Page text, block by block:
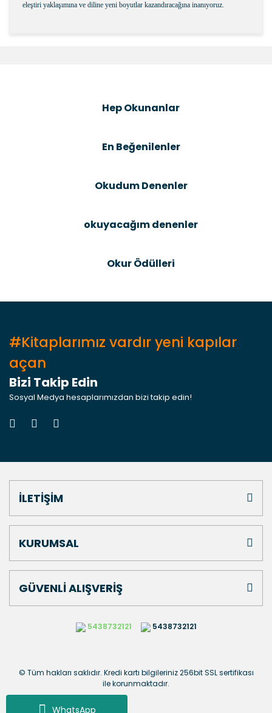
WhatsApp
eleştiri yaklaşımına ve diline yeni boyutlar kazandıracağına inanıyoruz.
Ürün açıklamasında eksik bilgiler bulunuyor.
Ürün fiyatı diğer sitelerden daha pahalı.
Hep Okunanlar
En Beğenilenler
Okudum Denenler
okuyacağım denenler
Okur Ödülleri
#Kitaplarımız vardır yeni kapılar
açan
Bizi Takip Edin
Sosyal Medya hesaplarımızdan bizi takip edin!
İLETİŞİM
KURUMSAL
GÜVENLİ ALIŞVERİŞ
5438732121 5438732121
© Tüm hakları saklıdır. Kredi kartı bilgileriniz 256bit SSL sertifikası
ile korunmaktadır.